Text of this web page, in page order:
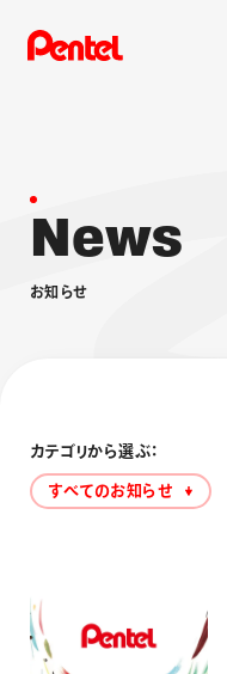
商品を
ブラッ
採用情
運営会
News
お知 らせ
カテゴリから選ぶ：
すべてのお知らせ